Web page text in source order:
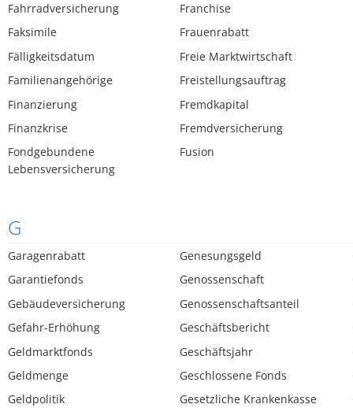
Fahrradversicherung
Faksimile
Fälligkeitsdatum
Familienangehörige
Finanzierung
Finanzkrise
Fondgebundene
Lebensversicherung
Franchise
Frauenrabatt
Freie Marktwirtschaft
Freistellungsauftrag
Fremdkapital
Fremdversicherung
Fusion
G
Garagenrabatt
Garantiefonds
Gebäudeversicherung
Gefahr-Erhöhung
Geldmarktfonds
Geldmenge
Geldpolitik
Genesungsgeld
Genossenschaft
Genossenschaftsanteil
Geschäftsbericht
Geschäftsjahr
Geschlossene Fonds
Gesetzliche Krankenkasse